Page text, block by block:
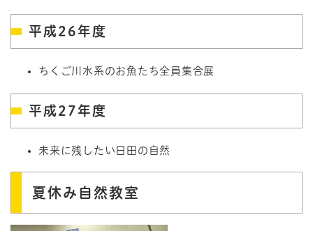
平成26年度
ちくご川水系のお魚たち全員集合展
平成27年度
未来に残したい日田の自然
夏休み自然教室